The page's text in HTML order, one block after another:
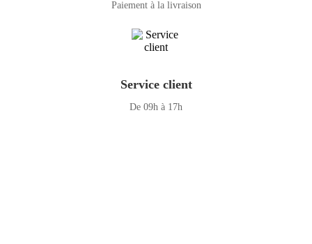
Paiement à la livraison
Service client
De 09h à 17h